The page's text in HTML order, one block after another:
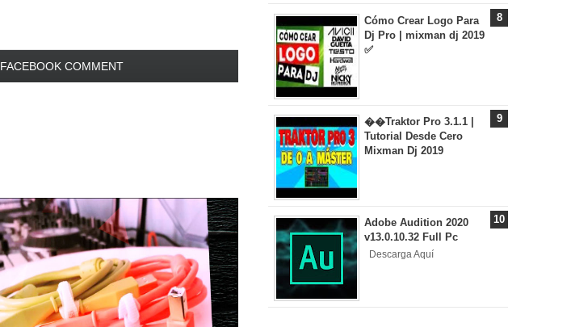
FACEBOOK COMMENT
Cómo Crear Logo Para
Dj Pro | mixman dj 2019
✅
��Traktor Pro 3.1.1 |
Tutorial Desde Cero
Mixman Dj 2019
Adobe Audition 2020
v13.0.10.32 Full Pc
Descarga Aquí